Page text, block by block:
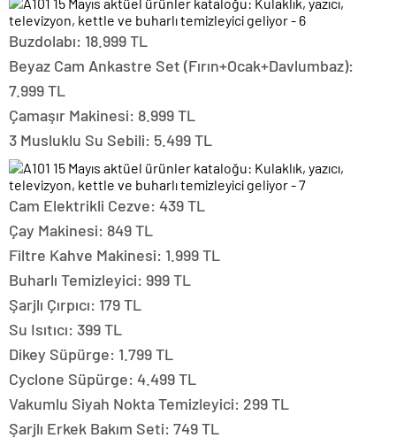
Buzdolabı: 18.999 TL
Beyaz Cam Ankastre Set (Fırın+Ocak+Davlumbaz):
7.999 TL
Çamaşır Makinesi: 8.999 TL
3 Musluklu Su Sebili: 5.499 TL
Cam Elektrikli Cezve: 439 TL
Çay Makinesi: 849 TL
Filtre Kahve Makinesi: 1.999 TL
Buharlı Temizleyici: 999 TL
Şarjlı Çırpıcı: 179 TL
Su Isıtıcı: 399 TL
Dikey Süpürge: 1.799 TL
Cyclone Süpürge: 4.499 TL
Vakumlu Siyah Nokta Temizleyici: 299 TL
Şarjlı Erkek Bakım Seti: 749 TL